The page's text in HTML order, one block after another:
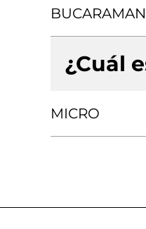
¿Cuál
MICRO